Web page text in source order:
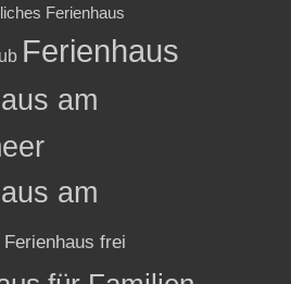
Ferienhaus
Ferienhaus
am
am
Ferienhaus frei